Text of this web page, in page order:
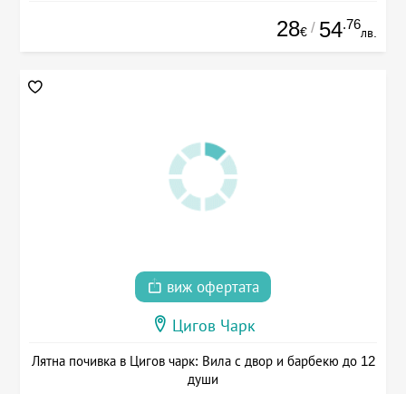
28€ / 54.76
лв.
виж офертата
Цигов Чарк
Лятна почивка в Цигов чарк: Вила с двор и барбекю до 12
души